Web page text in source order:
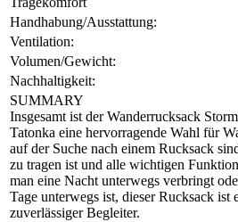
Handhabung/Ausstattung:
Ventilation:
Volumen/Gewicht:
Nachhaltigkeit:
SUMMARY
Insgesamt ist der Wanderrucksack
Tatonka eine hervorragende Wahl für
auf der Suche nach einem Rucksack
zu tragen ist und alle wichtigen
man eine Nacht unterwegs verbringt
Tage unterwegs ist, dieser Rucksack ist
zuverlässiger Begleiter.